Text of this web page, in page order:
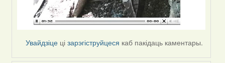
Увайдзіце цізарэгіструйцеся каб пакідаць каментары.